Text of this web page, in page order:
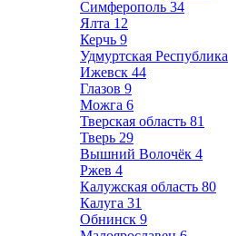
Симферополь 34
Ялта 12
Керчь 9
Удмуртская Республика
Ижевск 44
Глазов 9
Можга 6
Тверская область 81
Тверь 29
Вышний Волочёк 4
Ржев 4
Калужская область 80
Калуга 31
Обнинск 9